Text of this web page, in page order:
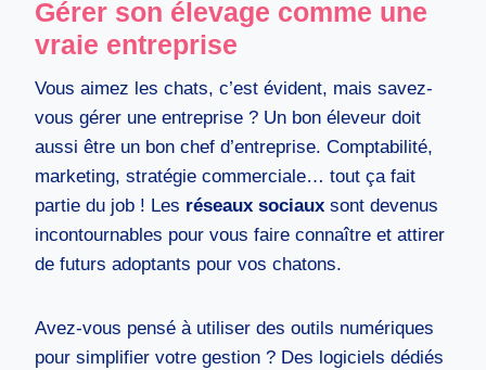
Gérer son élevage comme une
vraie entreprise
Vous aimez les chats, c’est évident, mais savez-
vous gérer une entreprise ? Un bon éleveur doit
aussi être un bon chef d’entreprise. Comptabilité,
marketing, stratégie commerciale… tout ça fait
partie du job ! Les réseaux sociaux sont devenus
incontournables pour vous faire connaître et attirer
de futurs adoptants pour vos chatons.
Avez-vous pensé à utiliser des outils numériques
pour simplifier votre gestion ? Des logiciels dédiés